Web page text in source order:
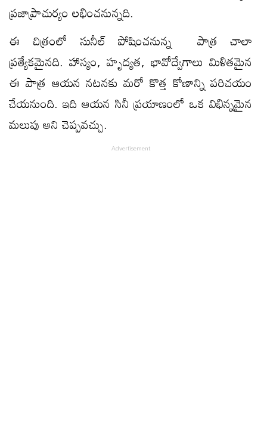
ప్రజాప్రాచుర్యం లభించనున్నది.
ఈ చిత్రంలో సునీల్ పోషించనున్న పాత్ర చాలా
ప్రత్యేకమైనది. హాస్యం, హృద్యత, భావోద్వేగాలు మిళితమైన
ఈ పాత్ర ఆయన నటనకు మరో కొత్త కోణాన్ని పరిచయం
చేయనుంది. ఇది ఆయన సినీ ప్రయాణంలో ఒక విభిన్నమైన
మలుపు అని చెప్పవచ్చు.